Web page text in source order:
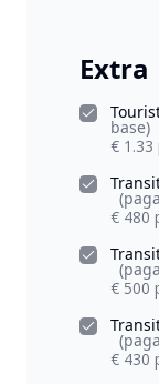
Extra
base)
€ 1.33
€ 480
€ 500
€ 430